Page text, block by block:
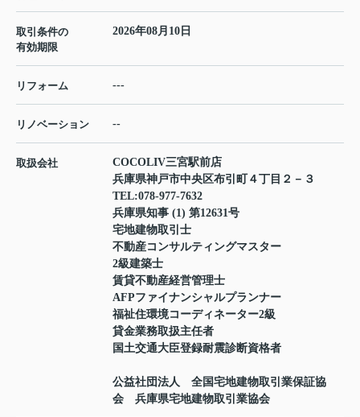
取引条件の
有効期限
2026年08月10日
リフォーム ---
リノベーション --
取扱会社
COCOLIV三宮駅前店
兵庫県神戸市中央区布引町４丁目２－３
TEL:078-977-7632
兵庫県知事 (1) 第12631号
宅地建物取引士
不動産コンサルティングマスター
2級建築士
賃貸不動産経営管理士
AFPファイナンシャルプランナー
福祉住環境コーディネーター2級
貸金業務取扱主任者
国土交通大臣登録耐震診断資格者
公益社団法人 全国宅地建物取引業保証協
会 兵庫県宅地建物取引業協会